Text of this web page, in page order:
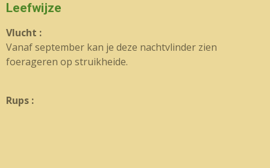
Leefwijze
Vlucht :
Vanaf september kan je deze nachtvlinder zien
foerageren op struikheide.
Rups :